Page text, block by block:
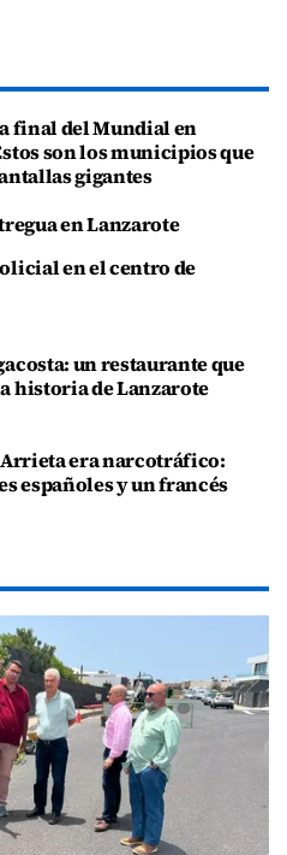
final del Mundial en
son los municipios que
gigantes
en Lanzarote
en el centro de
un restaurante que
historia de Lanzarote
Arrieta era narcotráfico:
españoles y un francés